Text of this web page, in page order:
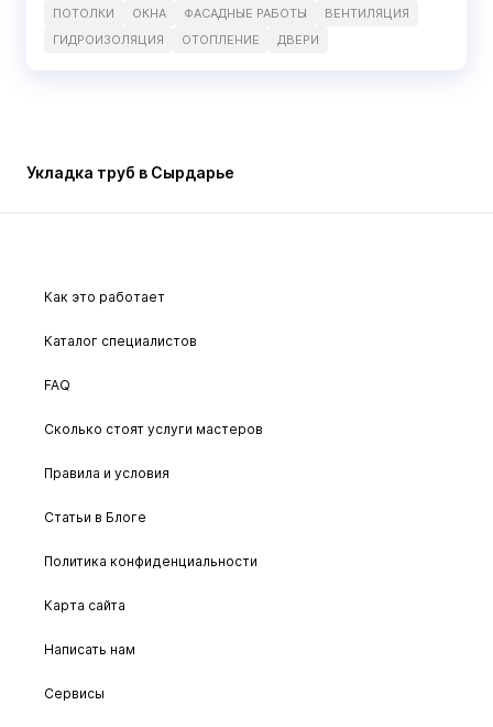
ПОТОЛКИ
ОКНА ФАСАДНЫЕ РАБОТЫ
ВЕНТИЛЯЦИЯ
ГИДРОИЗОЛЯЦИЯ
ОТОПЛЕНИЕ ДВЕРИ
Укладка труб в Сырдарье
Как это работает
Каталог специалистов
FAQ
Сколько стоят услуги мастеров
Правила и условия
Статьи в Блоге
Политика конфиденциальности
Карта сайта
Написать нам
Сервисы